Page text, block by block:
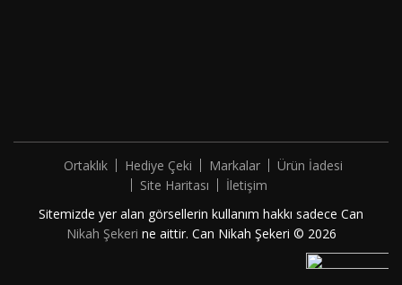
Ortaklık Hediye Çeki Markalar
Ürün İadesi
Site Haritası
İletişim
Sitemizde yer alan görsellerin kullanım hakkı sadece Can
Nikah Şekeri ne aittir. Can Nikah Şekeri © 2026